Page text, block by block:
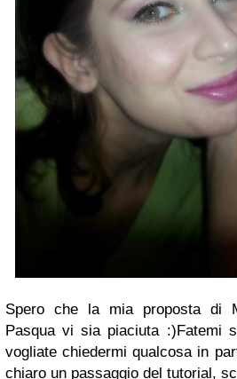
Spero che la mia proposta di
Pasqua vi sia piaciuta :)Fatemi
vogliate chiedermi qualcosa in
chiaro un passaggio del tutorial,